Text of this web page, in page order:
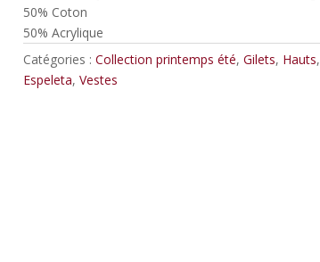
était : est :
50% Coton
50% Acrylique
Catégories :Collection printemps été,Gilets, Hauts,
Espeleta,Vestes